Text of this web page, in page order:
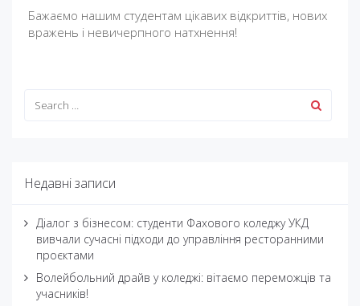
Бажаємо нашим студентам цікавих відкриттів, нових
вражень і невичерпного натхнення!
Недавні записи
Діалог з бізнесом: студенти Фахового коледжу УКД
вивчали сучасні підходи до управління ресторанними
проєктами
Волейбольний драйв у коледжі: вітаємо переможців та
учасників!